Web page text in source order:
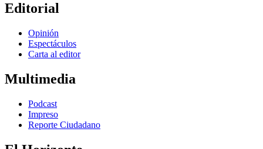
Editorial
Opinión
Espectáculos
Carta al editor
Multimedia
Podcast
Impreso
Reporte Ciudadano